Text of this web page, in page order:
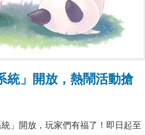
統」開放，熱鬧活動搶
」開放，玩家們有福了！即日起至